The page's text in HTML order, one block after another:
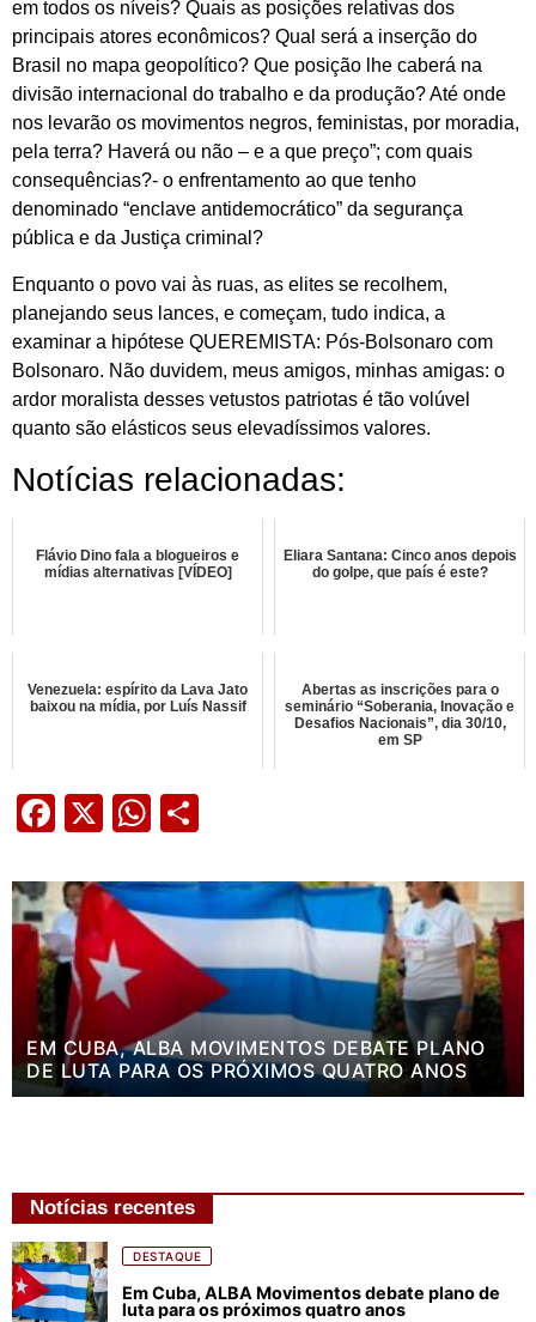
em todos os níveis? Quais as posições relativas dos
principais atores econômicos? Qual será a inserção do
Brasil no mapa geopolítico? Que posição lhe caberá na
divisão internacional do trabalho e da produção? Até onde
nos levarão os movimentos negros, feministas, por moradia,
pela terra? Haverá ou não – e a que preço”; com quais
consequências?- o enfrentamento ao que tenho
denominado “enclave antidemocrático” da segurança
pública e da Justiça criminal?
Enquanto o povo vai às ruas, as elites se recolhem,
planejando seus lances, e começam, tudo indica, a
examinar a hipótese QUEREMISTA: Pós-Bolsonaro com
Bolsonaro. Não duvidem, meus amigos, minhas amigas: o
ardor moralista desses vetustos patriotas é tão volúvel
quanto são elásticos seus elevadíssimos valores.
Notícias relacionadas:
Flávio Dino fala a blogueiros e
mídias alternativas [VÍDEO]
Eliara Santana: Cinco anos depois
do golpe, que país é este?
Venezuela: espírito da Lava Jato
baixou na mídia, por Luís Nassif
Abertas as inscrições para o
seminário “Soberania, Inovação e
Desafios Nacionais”, dia 30/10,
em SP
Facebook
X WhatsApp
EM CUBA, ALBA MOVIMENTOS DEBATE PLANO
DE LUTA PARA OS PRÓXIMOS QUATRO ANOS
Notícias recentes
DESTAQUE
Em Cuba, ALBA Movimentos debate plano de
luta para os próximos quatro anos